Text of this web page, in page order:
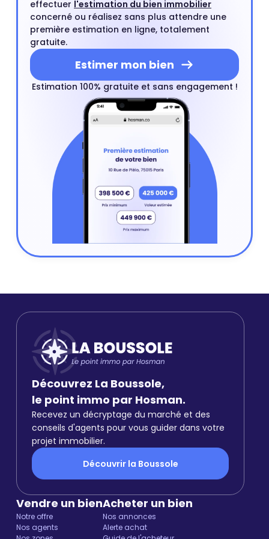
effectuer l'estimation du bien immobilier
concerné ou réalisez sans plus attendre une
première estimation en ligne, totalement
gratuite.
Estimer mon bien
Estimation 100% gratuite et sans engagement !
Découvrez La Boussole,
le point immo par Hosman.
Recevez un décryptage du marché et des
conseils d'agents pour vous guider dans votre
projet immobilier.
Découvrir la Boussole
Vendre un bien
Notre offre
Nos agents
Acheter un bien
Nos annonces
Alerte achat